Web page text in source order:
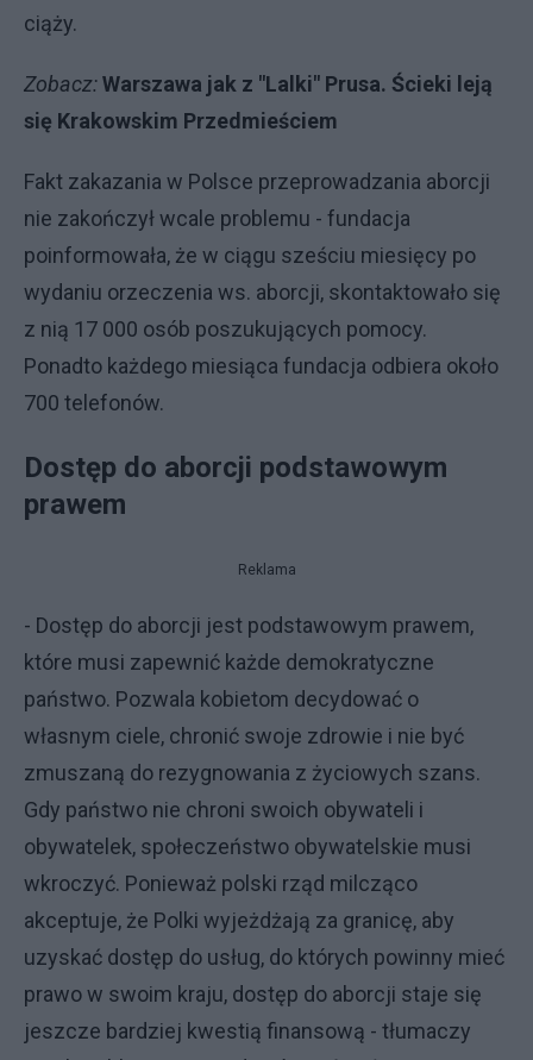
ciąży.
Zobacz:Warszawa jak z "Lalki" Prusa. Ścieki leją
się Krakowskim Przedmieściem
Fakt zakazania w Polsce przeprowadzania aborcji
nie zakończył wcale problemu - fundacja
poinformowała, że w ciągu sześciu miesięcy po
wydaniu orzeczenia ws. aborcji, skontaktowało się
z nią 17 000 osób poszukujących pomocy.
Ponadto każdego miesiąca fundacja odbiera około
700 telefonów.
Dostęp do aborcji podstawowym
prawem
Reklama
- Dostęp do aborcji jest podstawowym prawem,
które musi zapewnić każde demokratyczne
państwo. Pozwala kobietom decydować o
własnym ciele, chronić swoje zdrowie i nie być
zmuszaną do rezygnowania z życiowych szans.
Gdy państwo nie chroni swoich obywateli i
obywatelek, społeczeństwo obywatelskie musi
wkroczyć. Ponieważ polski rząd milcząco
akceptuje, że Polki wyjeżdżają za granicę, aby
uzyskać dostęp do usług, do których powinny mieć
prawo w swoim kraju, dostęp do aborcji staje się
jeszcze bardziej kwestią finansową - tłumaczy